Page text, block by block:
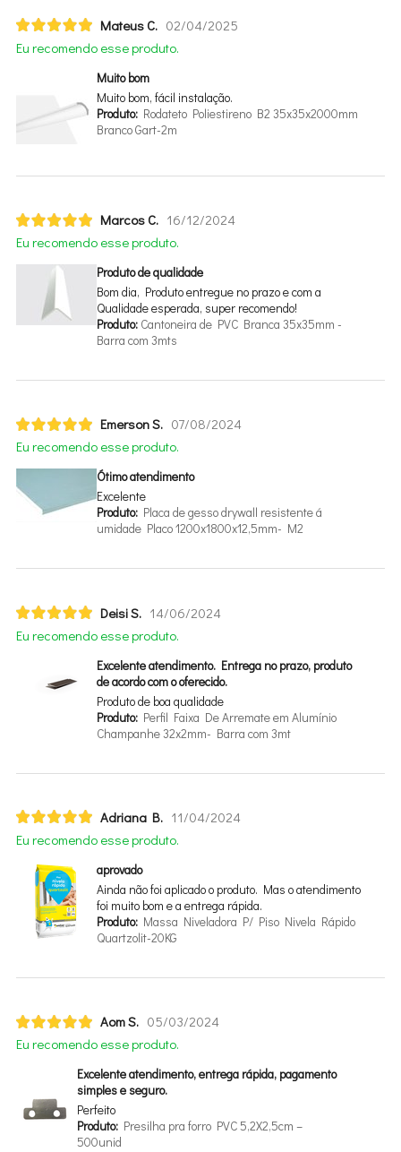
Mateus C. 02/04/2025
Eu recomendo esse produto.
Muito bom
Muito bom, fácil instalação.
Produto:Rodateto Poliestireno B2 35x35x2000mm
Branco Gart-2m
Marcos C. 16/12/2024
Eu recomendo esse produto.
Produto de qualidade
Bom dia, Produto entregue no prazo e com a
Qualidade esperada, super recomendo!
Produto:Cantoneira de PVC Branca 35x35mm -
Barra com 3mts
Emerson S. 07/08/2024
Eu recomendo esse produto.
Ótimo atendimento
Excelente
Produto:Placa de gesso drywall resistente
umidade Placo 1200x1800x12,5mm- M2
Deisi S. 14/06/2024
Eu recomendo esse produto.
Excelente atendimento. Entrega no prazo, produto
de acordo com o oferecido.
Produto de boa qualidade
Produto:Perfil Faixa De Arremate em Alumínio
Champanhe 32x2mm- Barra com 3mt
Adriana B. 11/04/2024
Eu recomendo esse produto.
aprovado
Ainda não foi aplicado o produto. Mas o atendimento
foi muito bom e a entrega rápida.
Produto:Massa Niveladora P/ Piso Nivela Rápido
Quartzolit-20KG
Aom S. 05/03/2024
Eu recomendo esse produto.
Excelente atendimento, entrega rápida, pagamento
simples e seguro.
Perfeito
Produto:Presilha pra forro PVC 5,2X2,5cm –
500unid